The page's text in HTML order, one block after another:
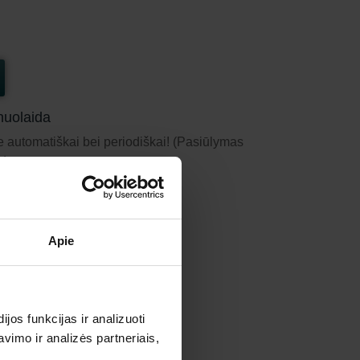
Apie
funkcijas ir analizuoti
ir analizės partneriais,
automatiškai bei periodiškai! (Pasiūlymas